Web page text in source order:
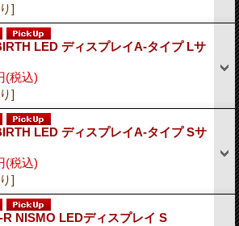
]
LED ディスプレイA-タイプ Lサ
(税込)
]
LED ディスプレイA-タイプ Sサ
(税込)
]
R NISMO LEDディスプレイ S